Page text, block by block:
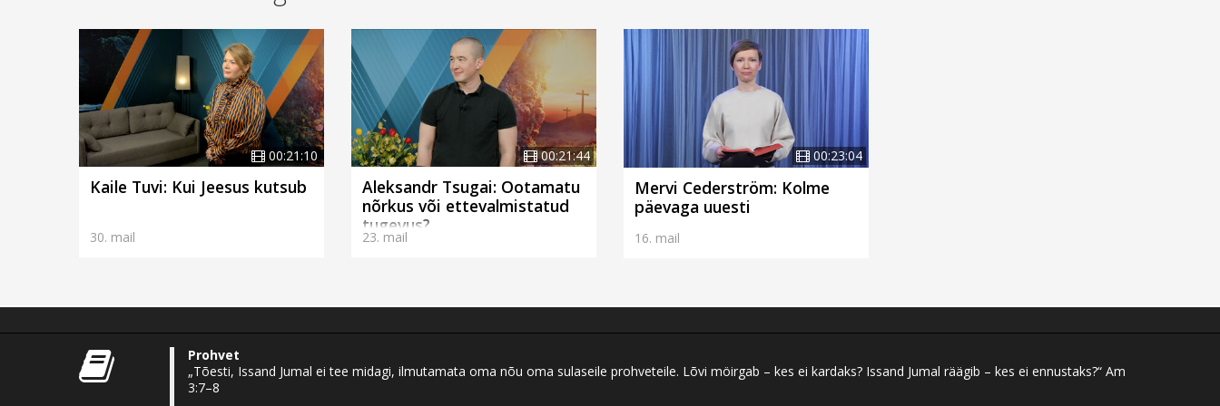
00:21:10
Kaile Tuvi: Kui Jeesus kutsub
30. mail
00:21:44
Aleksandr Tsugai: Ootamatu
nõrkus või ettevalmistatud
tugevus?
23. mail
00:23:04
Mervi Cederström: Kolme
päevaga uuesti
16. mail
Prohvet
„Tõesti, Issand Jumal ei tee midagi, ilmutamata oma nõu oma sulaseile prohveteile. Lõvi möirgab – kes ei kardaks? Issand Jumal räägib – kes ei ennustaks?“ Am
3:7–8